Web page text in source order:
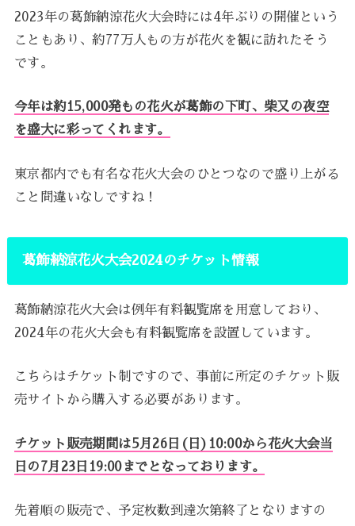
2023年の葛飾納涼花火大会時には4年ぶりの開催という
こともあり、約77万人もの方が花火を観に訪れたそう
です。
今年は約15,000発もの花火が葛飾の下町、柴又の夜空
を盛大に彩ってくれます。
東京都内でも有名な花火大会のひとつなので盛り上がる
こと間違いなしですね！
葛飾納涼花火大会2024のチケット情報
葛飾納涼花火大会は例年有料観覧席を用意しており、
2024年の花火大会も有料観覧席を設置しています。
こちらはチケット制ですので、事前に所定のチケット販
売サイトから購入する必要があります。
チケット販売期間は5月26日(日)10:00から花火大会当
日の7月23日19:00までとなっております。
先着順の販売で、予定枚数到達次第終了となりますの